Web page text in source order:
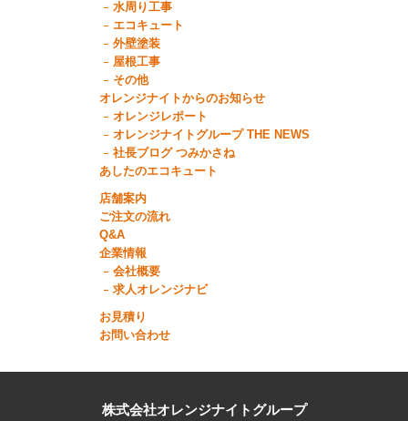
水周り工事
エコキュート
外壁塗装
屋根工事
その他
オレンジナイトからのお知らせ
オレンジレポート
オレンジナイトグループ THE NEWS
社長ブログ つみかさね
あしたのエコキュート
店舗案内
ご注文の流れ
Q&A
企業情報
会社概要
求人オレンジナビ
お見積り
お問い合わせ
株式会社オレンジナイトグループ